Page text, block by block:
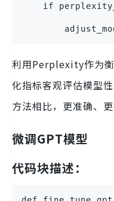
if
利用Perplexity作为
化指标客观评估模型
方法相比，更准确、更
微调GPT模型
代码块描述：